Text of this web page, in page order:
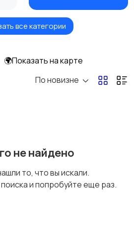
Домашняя одежда
все категории
🌍Показать на карте
По новизне
не найдено
то, что вы искали.
и попробуйте еще раз.